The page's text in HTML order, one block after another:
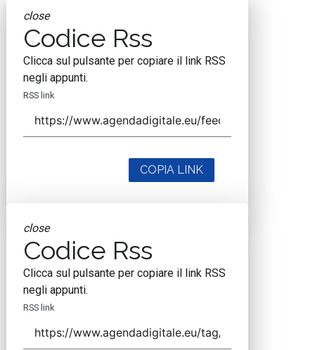
close
Codice Rss
Clicca sul pulsante per copiare il link RSS
negli appunti.
RSS link
COPIA LINK
close
Codice Rss
Clicca sul pulsante per copiare il link RSS
negli appunti.
RSS link